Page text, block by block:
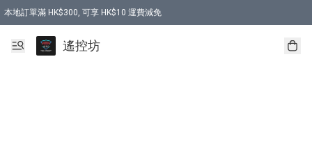
本地訂單滿 HK$300, 可享 HK$10 運費減免
購買 7.6V 6500mah 70C 電池 送 7.6V USB充電器
遙控坊